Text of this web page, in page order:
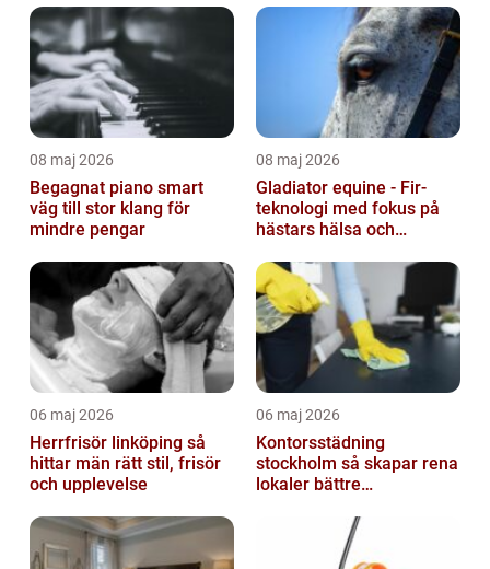
08 maj 2026
Begagnat piano smart
väg till stor klang för
mindre pengar
08 maj 2026
Gladiator equine - Fir-
teknologi med fokus på
hästars hälsa och
06 maj 2026
Herrfrisör linköping så
hittar män rätt stil, frisör
och upplevelse
06 maj 2026
Kontorsstädning
stockholm så skapar rena
lokaler bättre